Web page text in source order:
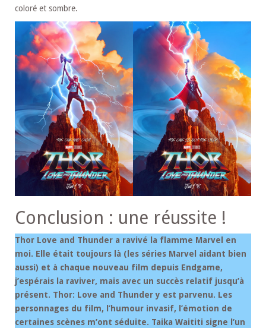
coloré et sombre.
Conclusion : une réussite !
Thor Love and Thunder a ravivé la flamme Marvel en
moi. Elle était toujours là (les séries Marvel aidant bien
aussi) et à chaque nouveau film depuis Endgame,
j’espérais la raviver, mais avec un succès relatif jusqu’à
présent. Thor: Love and Thunder y est parvenu. Les
personnages du film, l’humour invasif, l’émotion de
certaines scènes m’ont séduite. Taika Waititi signe l’un